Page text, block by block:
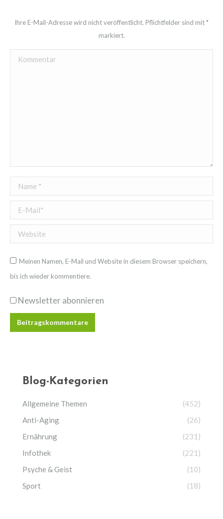
Ihre E-Mail-Adresse wird nicht veröffentlicht. Pflichtfelder sind mit*
markiert.
Kommentar
Name *
E-Mail *
Website
Meinen Namen, E-Mail und Website in diesem Browser speichern,
bis ich wieder kommentiere.
Newsletter abonnieren
Beitragskommentare
Blog-Kategorien
Allgemeine Themen
(452)
Anti-Aging
(26)
Ernährung
(231)
Infothek
(221)
Psyche & Geist
(10)
Sport
(18)